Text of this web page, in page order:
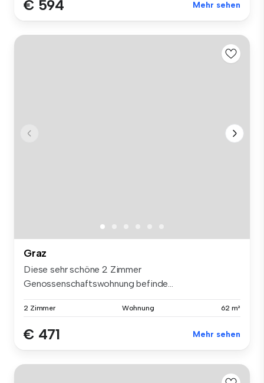
€ 594 Mehr sehen
Graz
Diese sehr schöne 2 Zimmer
Genossenschaftswohnung befinde...
2 Zimmer Wohnung 62 m²
€ 471 Mehr sehen